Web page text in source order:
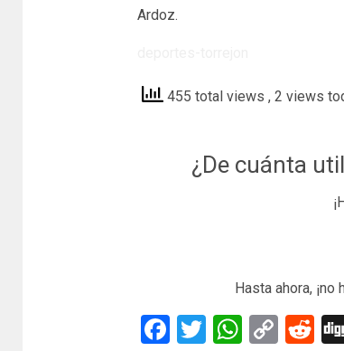
Ardoz.
455 total views , 2 views
¿De cuánta
Hasta ahora,
Facebook
TwitterCopy